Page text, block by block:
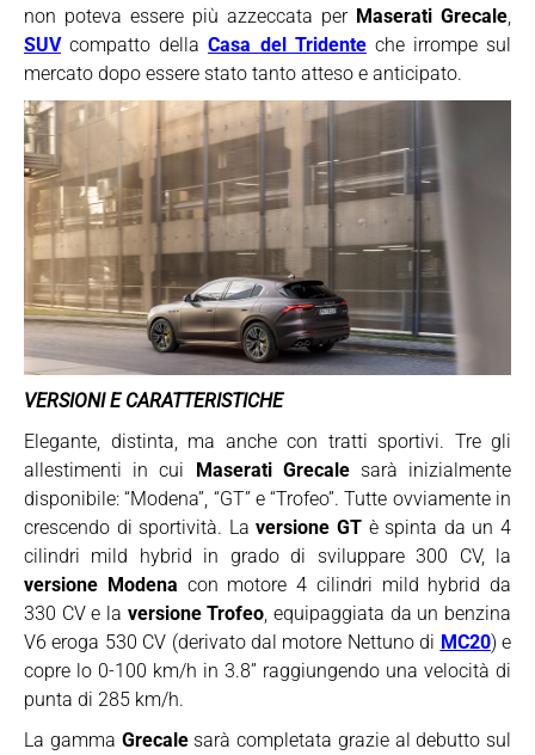
non poteva essere più azzeccata per Maserati Grecale,
SUVcompatto dellaCasa del Tridenteche irrompe sul
mercato dopo essere stato tanto atteso e anticipato.
VERSIONI E CARATTERISTICHE
Elegante, distinta, ma anche con tratti sportivi. Tre gli
allestimenti in cui Maserati Grecalesarà inizialmente
disponibile: “Modena”, “GT” e “Trofeo”. Tutte ovviamente in
crescendo di sportività. Laversione GT è spinta da un 4
cilindri mild hybrid in grado di sviluppare 300 CV, la
versione Modena con motore 4 cilindri mild hybrid da
330 CV e la versione Trofeo , equipaggiata da un benzina
V6 eroga 530 CV (derivato dal motore Nettuno di MC20) e
copre lo 0-100 km/h in 3.8” raggiungendo una velocità di
punta di 285 km/h.
La gamma Grecalesarà completata grazie al debutto sul